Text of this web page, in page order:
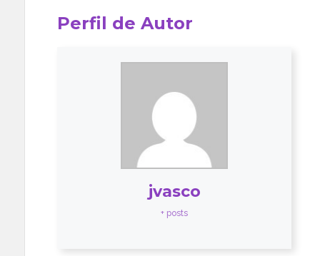
Perfil de Autor
jvasco
+ posts